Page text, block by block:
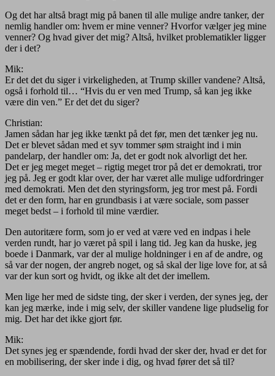
Og det har altså bragt mig på banen til alle mulige andre tanker, der
nemlig handler om: hvem er mine venner? Hvorfor vælger jeg mine
venner? Og hvad giver det mig? Altså, hvilket problematikler ligger
der i det?
Mik:
Er det det du siger i virkeligheden, at Trump skiller vandene? Altså,
også i forhold til… “Hvis du er ven med Trump, så kan jeg ikke
være din ven.” Er det det du siger?
Christian:
Jamen sådan har jeg ikke tænkt på det før, men det tænker jeg nu.
Det er blevet sådan med et syv tommer søm straight ind i min
pandelarp, der handler om: Ja, det er godt nok alvorligt det her.
Det er jeg meget meget – rigtig meget tror på det er demokrati, tror
jeg på. Jeg er godt klar over, der har været alle mulige udfordringer
med demokrati. Men det den styringsform, jeg tror mest på. Fordi
det er den form, har en grundbasis i at være sociale, som passer
meget bedst – i forhold til mine værdier.
Den autoritære form, som jo er ved at være ved en indpas i hele
verden rundt, har jo været på spil i lang tid. Jeg kan da huske, jeg
boede i Danmark, var der al mulige holdninger i en af de andre, og
så var der nogen, der angreb noget, og så skal der lige love for, at så
var der kun sort og hvidt, og ikke alt det der imellem.
Men lige her med de sidste ting, der sker i verden, der synes jeg, der
kan jeg mærke, inde i mig selv, der skiller vandene lige pludselig for
mig. Det har det ikke gjort før.
Mik:
Det synes jeg er spændende, fordi hvad der sker der, hvad er det for
en mobilisering, der sker inde i dig, og hvad fører det så til?